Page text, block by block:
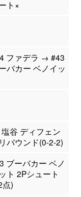
ト×
ファデラ → #43
バカー ベノイッ
谷 ディフェン
バウンド(0-2-2)
ブーバカー ベノ
ト 2Pシュート
点)